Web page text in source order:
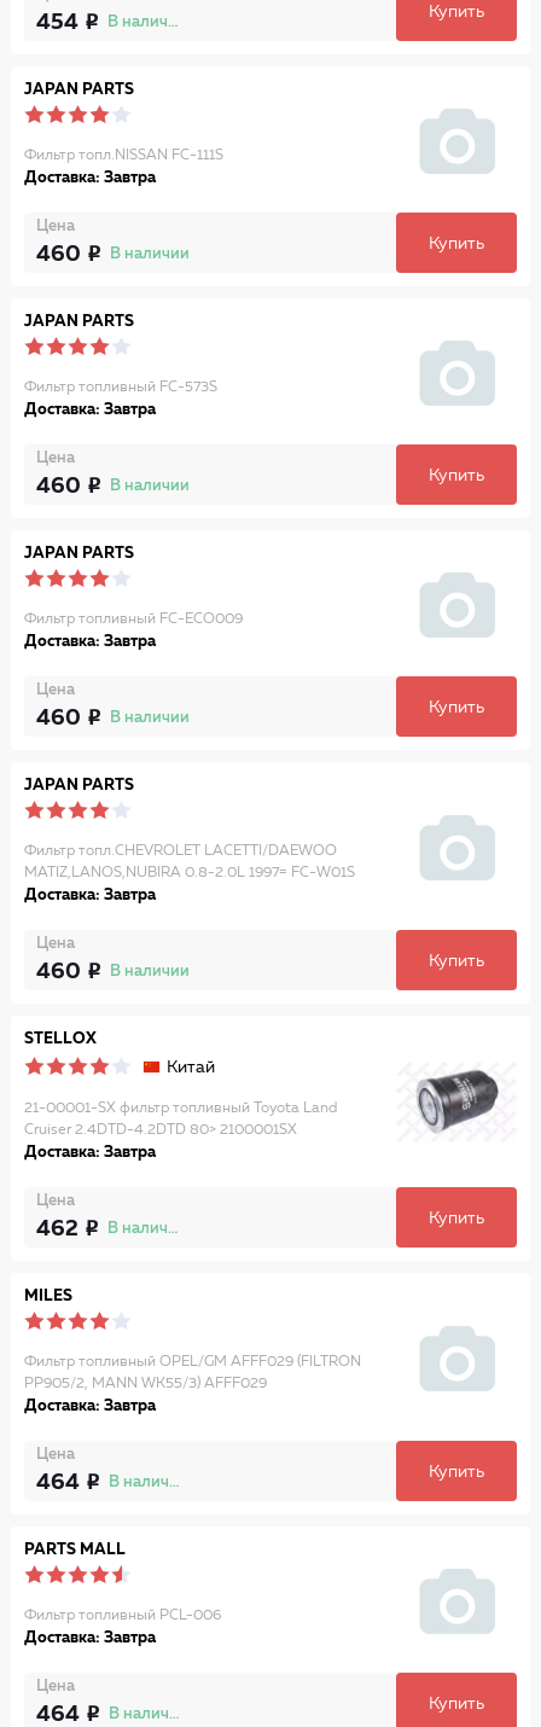
454 В наличии
Купить
JAPAN PARTS
Фильтр топл.NISSAN FC-111S
Доставка: Завтра
Цена
460 В наличии
Купить
JAPAN PARTS
Фильтр топливный FC-573S
Доставка: Завтра
Цена
460 В наличии
Купить
JAPAN PARTS
Фильтр топливный FC-ECO009
Доставка: Завтра
Цена
460 В наличии
Купить
JAPAN PARTS
Фильтр топл.CHEVROLET LACETTI/DAEWOO
MATIZ,LANOS,NUBIRA 0.8-2.0L 1997= FC-W01S
Доставка: Завтра
Цена
460 В наличии
Купить
STELLOX
Китай
21-00001-SX фильтр топливный Toyota Land
Cruiser 2.4DTD-4.2DTD 80> 2100001SX
Доставка: Завтра
Цена
462 В наличии
Купить
MILES
Фильтр топливный OPEL/GM AFFF029 (FILTRON
PP905/2, MANN WK55/3) AFFF029
Доставка: Завтра
Цена
464 В наличии
Купить
PARTS MALL
Фильтр топливный PCL-006
Доставка: Завтра
Цена
464 В наличии
Купить